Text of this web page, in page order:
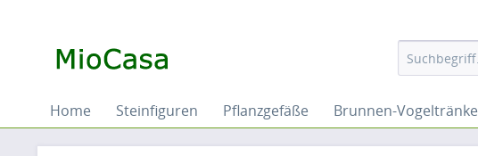
Home Steinfiguren Pflanzgefäße Brunnen-Vogeltränke